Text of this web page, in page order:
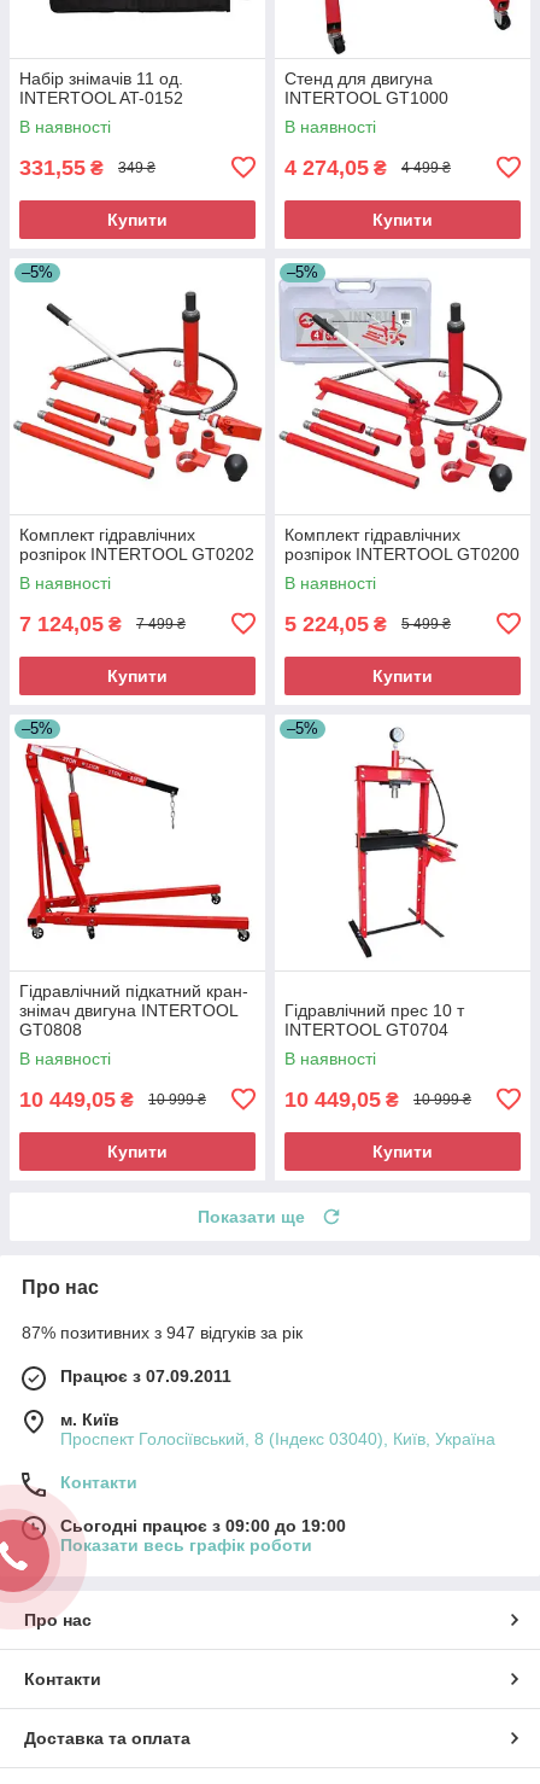
Набір знімачів 11 од.
INTERTOOL AT-0152
В наявності
331,55 ₴ 349 ₴
Купити
Стенд для двигуна
INTERTOOL GT1000
В наявності
4 274,05 ₴ 4 499 ₴
Купити
–5%
Комплект гідравлічних
розпірок INTERTOOL GT0202
В наявності
7 124,05 ₴ 7 499 ₴
Купити
–5%
Комплект гідравлічних
розпірок INTERTOOL GT0200
В наявності
5 224,05 ₴ 5 499 ₴
Купити
–5%
Гідравлічний підкатний кран-
знімач двигуна INTERTOOL
GT0808
В наявності
10 449,05 ₴ 10 999 ₴
Купити
–5%
Гідравлічний прес 10 т
INTERTOOL GT0704
В наявності
10 449,05 ₴ 10 999 ₴
Купити
Показати ще
Про нас
87% позитивних з 947 відгуків за рік
Працює з 07.09.2011
м. Київ
Проспект Голосіївський, 8 (Індекс 03040), Київ, Україна
Контакти
Сьогодні працює з 09:00 до 19:00
Показати весь графік роботи
Про нас
Контакти
Доставка та оплата